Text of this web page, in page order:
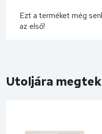
Ezt a terméket még
az első!
Utoljára